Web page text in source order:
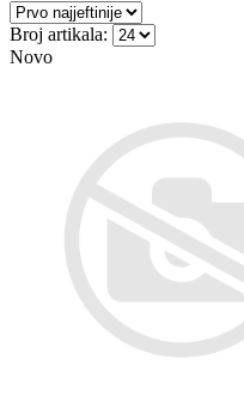
Broj artikala:
Novo